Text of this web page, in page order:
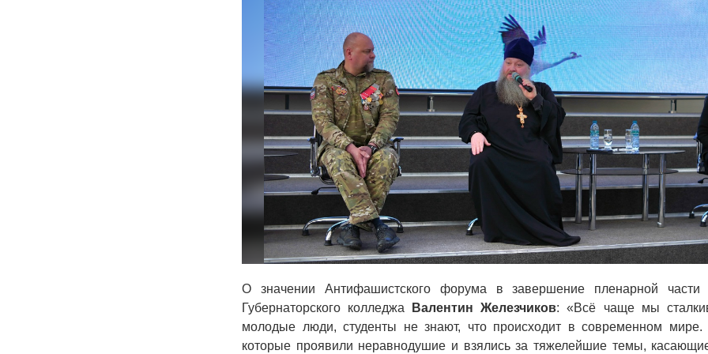
О значении Антифашистского форума в завершение пленарной части
Губернаторского колледжа
Валентин Железчиков: «Всё чаще мы
молодые люди, студенты не знают, что происходит в современном мире.
которые проявили неравнодушие и взялись за тяжелейшие темы,